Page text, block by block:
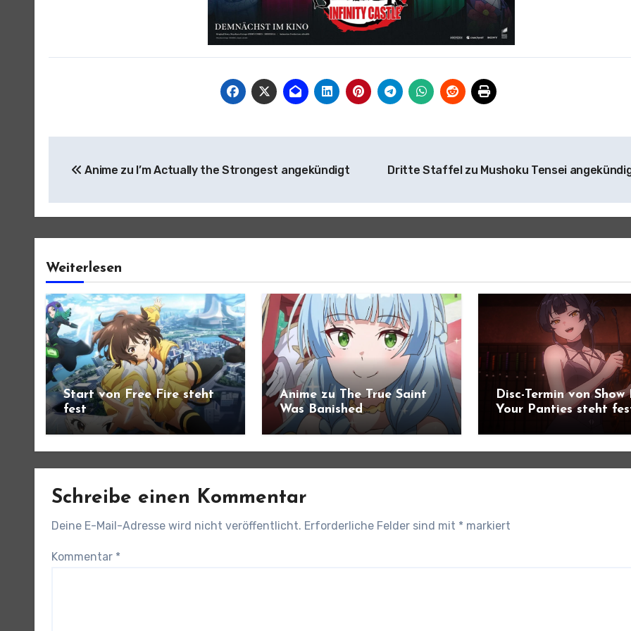
Anime zu I’m Actually the Strongest angekündigt Dritte Staffel zu Mushoku Tensei
Weiterlesen
Start von Free Fire steht
fest
Anime zu The True Saint
Was Banished
angekündigt
Disc-Termin von Show
Your Panties steht
Schreibe einen Kommentar
Deine E-Mail-Adresse wird nicht veröffentlicht. Erforderliche Felder sind mit * markiert
Kommentar *